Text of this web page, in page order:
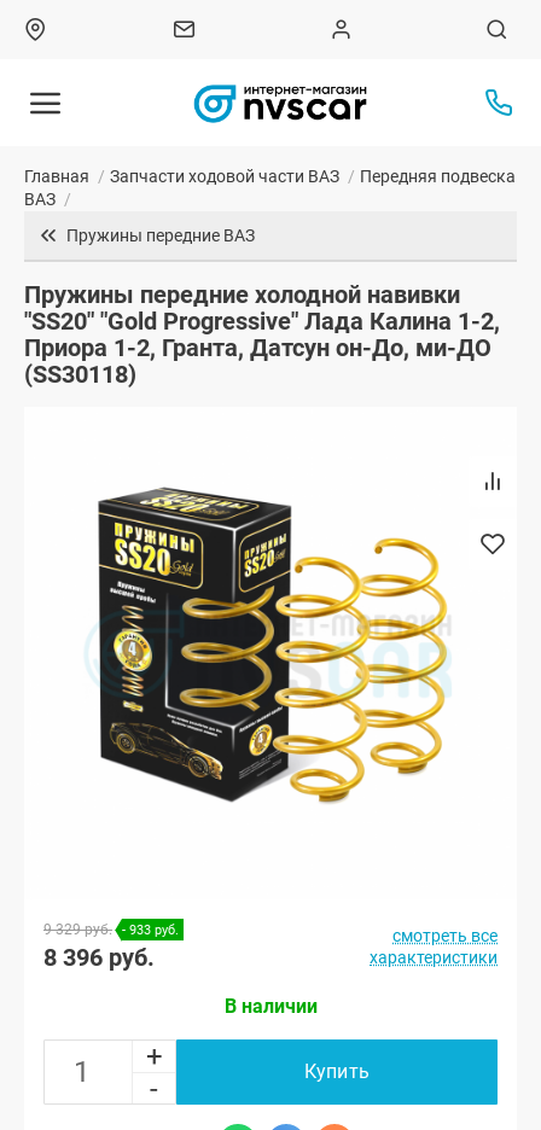
Главная / Запчасти ходовой части ВАЗ / Передняя подвеска
ВАЗ /
Пружины передние ВАЗ
Пружины передние холодной навивки
"SS20" "Gold Progressive" Лада Калина 1-2,
Приора 1-2, Гранта, Датсун он-До, ми-ДО
(SS30118)
9 329 руб. - 933 руб.
8 396 руб.
смотреть все
характеристики
В наличии
+
-
Купить